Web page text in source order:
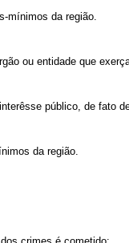
mínimos da região.
ou entidade que
público, de fato
da região.